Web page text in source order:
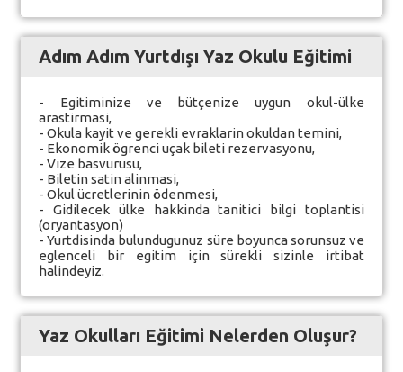
Adım Adım Yurtdışı Yaz Okulu Eğitimi
- Egitiminize ve bütçenize uygun okul-ülke
arastirmasi,
- Okula kayit ve gerekli evraklarin okuldan temini,
- Ekonomik ögrenci uçak bileti rezervasyonu,
- Vize basvurusu,
- Biletin satin alinmasi,
- Okul ücretlerinin ödenmesi,
- Gidilecek ülke hakkinda tanitici bilgi toplantisi
(oryantasyon)
- Yurtdisinda bulundugunuz süre boyunca sorunsuz ve
eglenceli bir egitim için sürekli sizinle irtibat
halindeyiz.
Yaz Okulları Eğitimi Nelerden Oluşur?